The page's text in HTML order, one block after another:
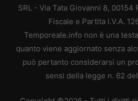
SRL - Via Tata Giovanni 8, 00154
Fiscale e Partita I.V.A.
Temporeale.info non è una
quanto viene aggiornato senza
può pertanto considerarsi un
sensi della legge n. 62